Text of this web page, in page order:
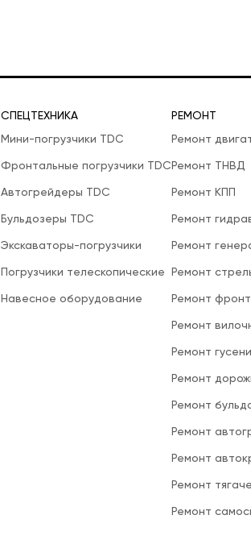
СПЕЦТЕХНИКА
Мини-погрузчики TDC
Фронтальные погрузчики TDC
Автогрейдеры TDC
Бульдозеры TDC
Экскаваторы-погрузчики
Погрузчики телескопические
Навесное оборудование
РЕМОНТ
Ремонт
Ремонт ТНВД
Ремонт КПП
Ремонт
Ремонт
Ремонт
Ремонт
Ремонт
Ремонт
Ремонт
Ремонт
Ремонт
Ремонт
Ремонт
Ремонт